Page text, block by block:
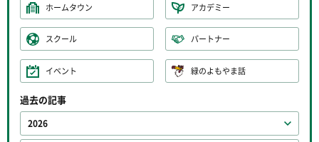
ホームタウン アカデミー
スクール パートナー
イベント 緑のよもやま話
過去の記事
2026